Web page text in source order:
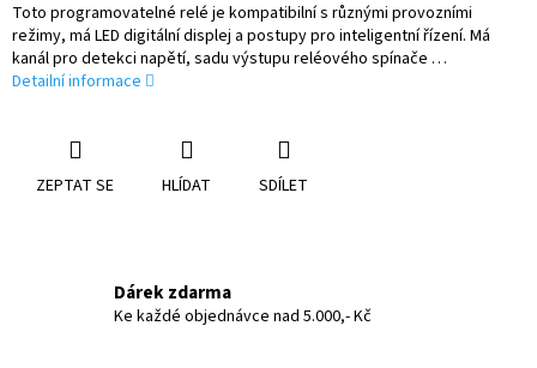
Toto programovatelné relé je kompatibilní s různými provozními
režimy, má LED digitální displej a postupy pro inteligentní řízení. Má
kanál pro detekci napětí, sadu výstupu reléového spínače …
Detailní informace
ZEPTAT SE HLÍDAT SDÍLET
Dárek zdarma
Ke každé objednávce nad 5.000,- Kč